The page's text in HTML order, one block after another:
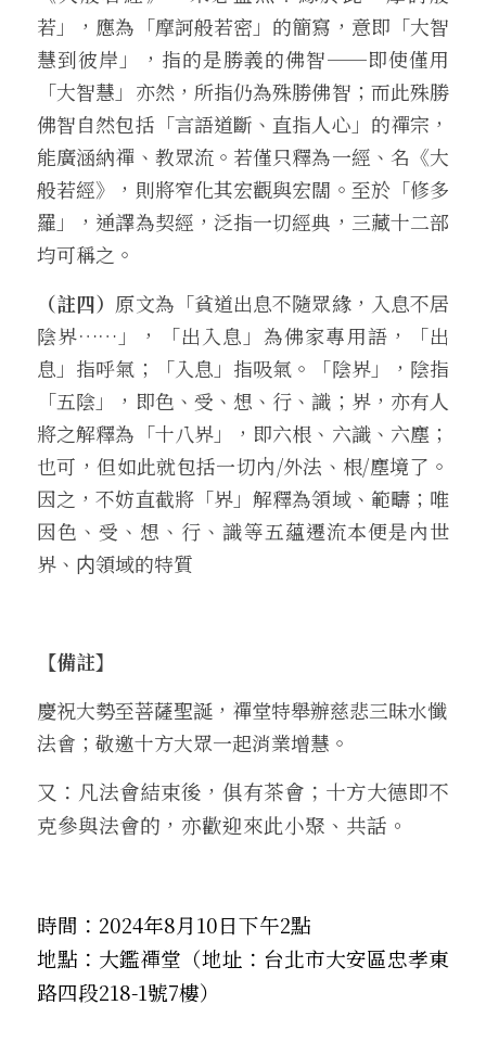
若」，應為「摩訶般若密」的簡寫，意即「大智
慧到彼岸」，指的是勝義的佛智──即使僅用
「大智慧」亦然，所指仍為殊勝佛智；而此殊勝
佛智自然包括「言語道斷、直指人心」的禪宗，
能廣涵納禪、教眾流。若僅只釋為一經、名《大
般若經》，則將窄化其宏觀與宏闊。至於「修多
羅」，通譯為契經，泛指一切經典，三藏十二部
均可稱之。
（註四） 原文為「貧道出息不隨眾緣，入息不居
陰界……」，「出入息」為佛家專用語，「出
息」指呼氣；「入息」指吸氣。「陰界」，陰指
「五陰」，即色、受、想、行、識；界，亦有人
將之解釋為「十八界」，即六根、六識、六塵；
也可，但如此就包括一切內/外法、根/塵境了。
因之，不妨直截將「界」解釋為領域、範疇；唯
因色、受、想、行、識等五蘊遷流本便是內世
界、内領域的特質
【備註】
慶祝大勢至菩薩聖誕，禪堂特舉辦慈悲三昧水懺
法會；敬邀十方大眾一起消業增慧。
又：凡法會結束後，俱有茶會；十方大德即不
克參與法會的，亦歡迎來此小聚、共話。
時間：2024年8月10日下午2點
地點：大鑑禪堂（地址：台北市大安區忠孝東
路四段218-1號7樓）